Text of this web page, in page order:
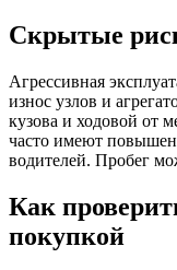
Скрытые
Агрессивная
износ узлов и
кузова и ходовой от
часто имеют
водителей. Пробег
Как
покупкой